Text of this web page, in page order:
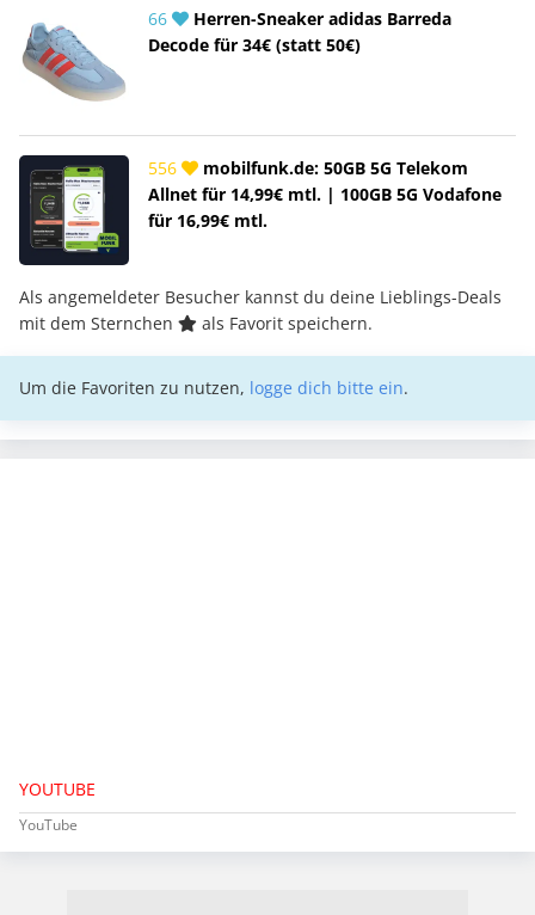
66
Herren-Sneaker adidas Barreda
Decode für 34€ (statt 50€)
556
mobilfunk.de: 50GB 5G Telekom
Allnet für 14,99€ mtl. | 100GB 5G Vodafone
für 16,99€ mtl.
Als angemeldeter Besucher kannst du deine Lieblings-Deals
mit dem Sternchen
als Favorit speichern.
Um die Favoriten zu nutzen, logge dich bitte ein.
YOUTUBE
YouTube